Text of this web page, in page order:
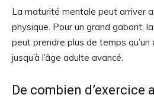
La maturité mentale peut arriver
physique. Pour un grand gabarit,
peut prendre plus de temps qu’un
jusqu’à l’âge adulte avancé.
De combien d’exercice